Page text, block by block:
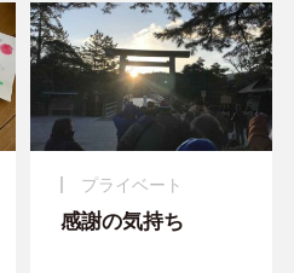
プライベート
感謝の気持ち